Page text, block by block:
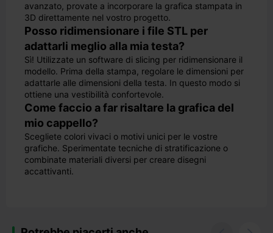
avanzato, provate a incorporare la grafica stampata in
3D direttamente nel vostro progetto.
Posso ridimensionare i file STL per
adattarli meglio alla mia testa?
Sì! Utilizzate un software di slicing per ridimensionare il
modello. Prima della stampa, regolare le dimensioni per
adattarle alle dimensioni della testa. In questo modo si
ottiene una vestibilità confortevole.
Come faccio a far risaltare la grafica del
mio cappello?
Scegliete colori vivaci o motivi unici per le vostre
grafiche. Sperimentate tecniche di stratificazione o
combinate materiali diversi per creare disegni
accattivanti.